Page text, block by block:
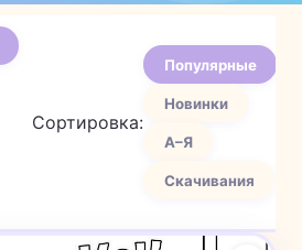
Сортировка:
Популярные
Новинки
А–Я
Скачивания